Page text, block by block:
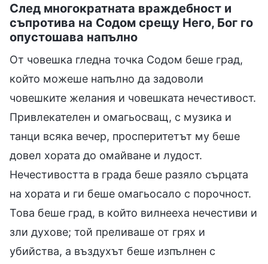
След многократната враждебност и
съпротива на Содом срещу Него, Бог го
опустошава напълно
От човешка гледна точка Содом беше град,
който можеше напълно да задоволи
човешките желания и човешката нечестивост.
Привлекателен и омагьосващ, с музика и
танци всяка вечер, просперитетът му беше
довел хората до омайване и лудост.
Нечестивостта в града беше разяло сърцата
на хората и ги беше омагьосало с порочност.
Това беше град, в който вилнееха нечестиви и
зли духове; той преливаше от грях и
убийства, а въздухът беше изпълнен с